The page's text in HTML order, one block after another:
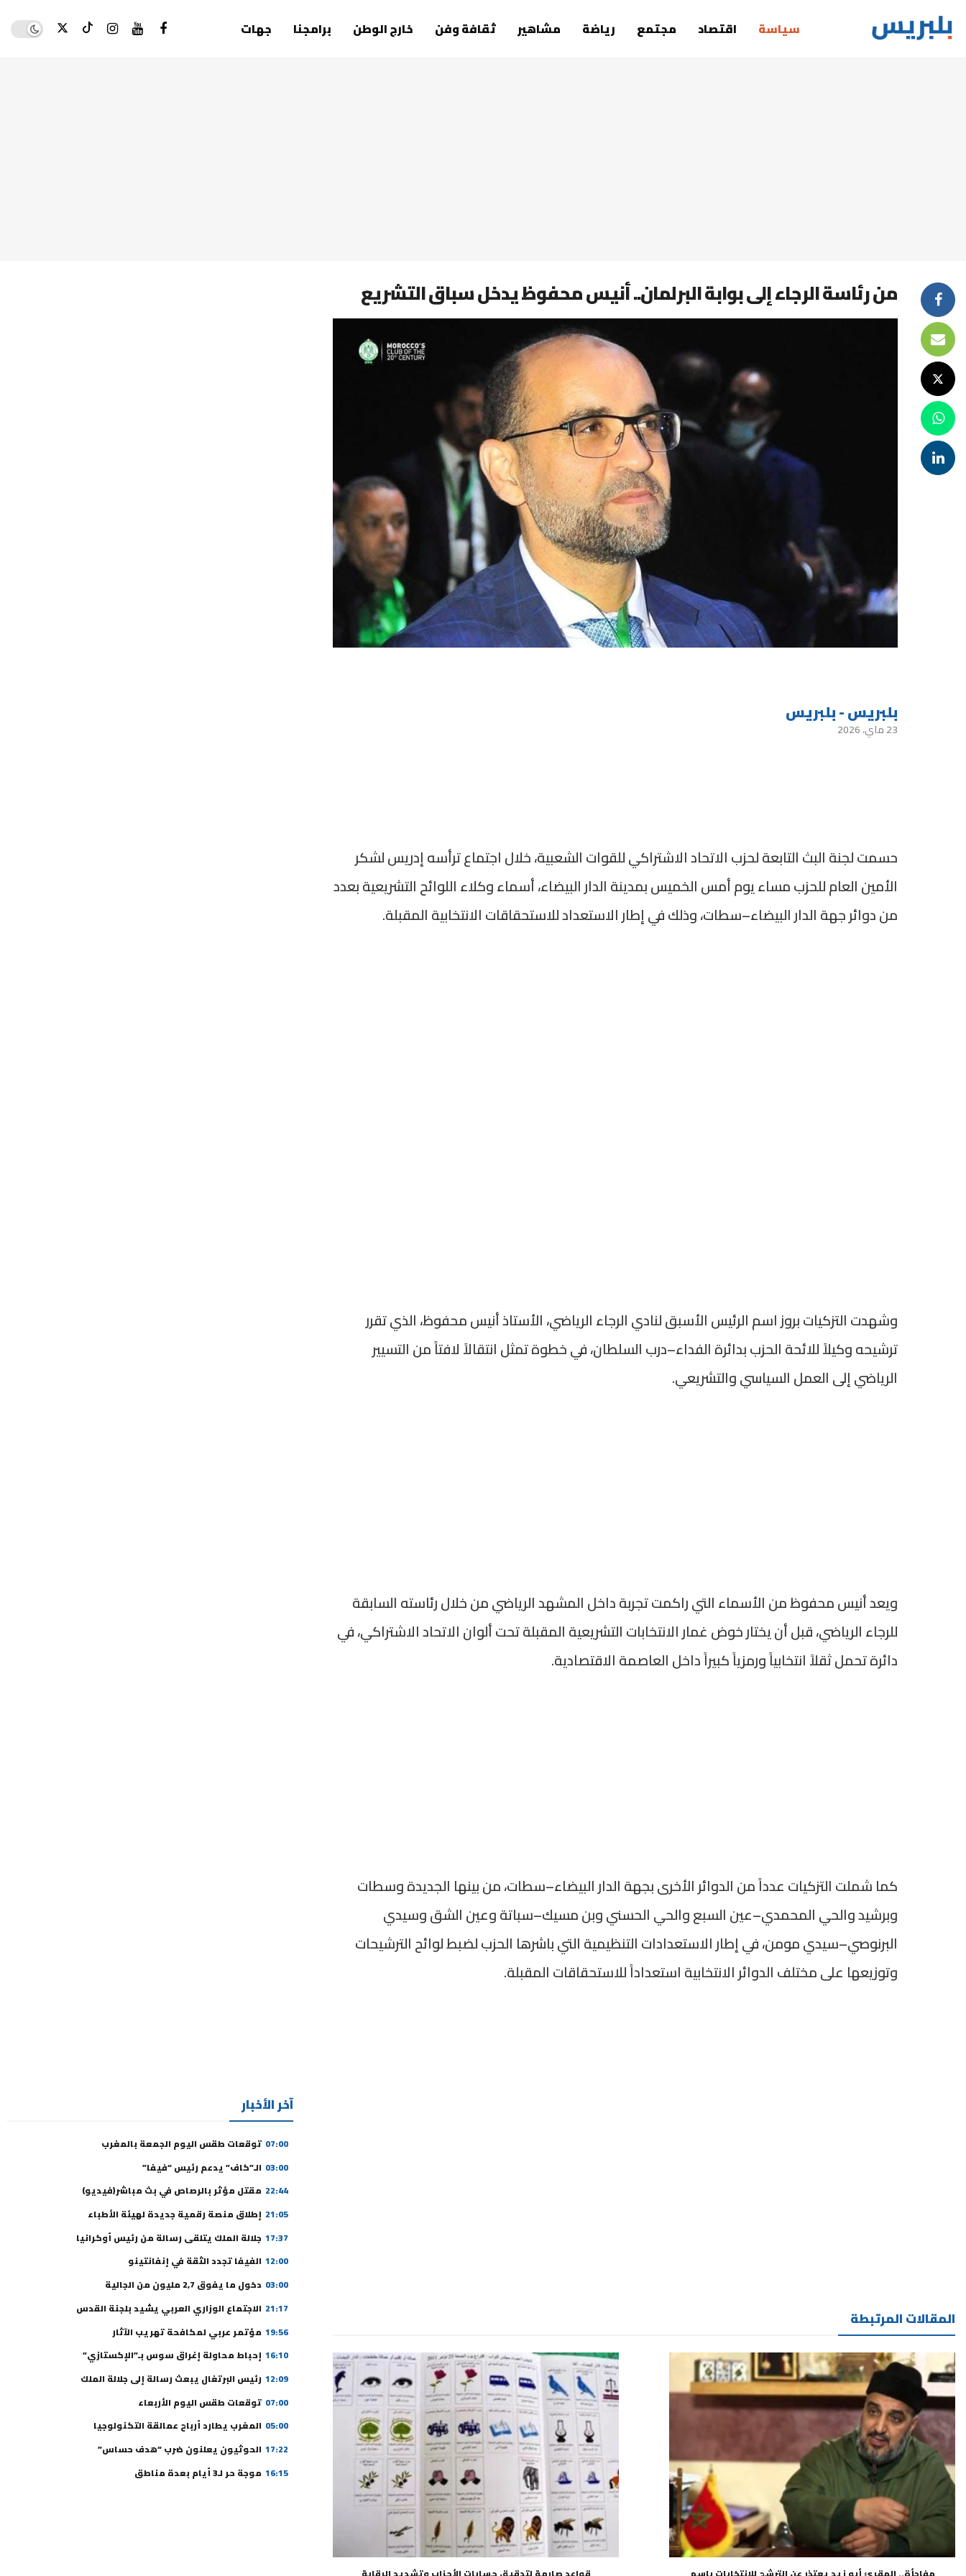
سياسة اقتصاد مجتمع رياضة مشاهير ثقافة وفن خارج الوطن برامجنا جهات mode
من رئاسة الرجاء إلى بوابة البرلمان.. أنيس محفوظ يدخل سباق التشريع
بلبريس - بلبريس
23 ماي، 2026
حسمت لجنة البث التابعة لحزب الاتحاد الاشتراكي للقوات الشعبية، خلال اجتماع ترأسه إدريس لشكر
الأمين العام للحزب مساء يوم أمس الخميس بمدينة الدار البيضاء، أسماء وكلاء اللوائح التشريعية بعدد
من دوائر جهة الدار البيضاء–سطات، وذلك في إطار الاستعداد للاستحقاقات الانتخابية المقبلة.
وشهدت التزكيات بروز اسم الرئيس الأسبق لنادي الرجاء الرياضي، الأستاذ أنيس محفوظ، الذي تقرر
ترشيحه وكيلاً للائحة الحزب بدائرة الفداء–درب السلطان، في خطوة تمثل انتقالاً لافتاً من التسيير
الرياضي إلى العمل السياسي والتشريعي.
ويعد أنيس محفوظ من الأسماء التي راكمت تجربة داخل المشهد الرياضي من خلال رئاسته السابقة
للرجاء الرياضي، قبل أن يختار خوض غمار الانتخابات التشريعية المقبلة تحت ألوان الاتحاد الاشتراكي، في
دائرة تحمل ثقلاً انتخابياً ورمزياً كبيراً داخل العاصمة الاقتصادية.
كما شملت التزكيات عدداً من الدوائر الأخرى بجهة الدار البيضاء–سطات، من بينها الجديدة وسطات
وبرشيد والحي المحمدي–عين السبع والحي الحسني وبن مسيك–سباتة وعين الشق وسيدي
البرنوصي–سيدي مومن، في إطار الاستعدادات التنظيمية التي باشرها الحزب لضبط لوائح الترشيحات
وتوزيعها على مختلف الدوائر الانتخابية استعداداً للاستحقاقات المقبلة.
المقالات المرتبطة
آخر الأخبار
07:00 توقعات طقس اليوم الجمعة بالمغرب
03:00 الـ”كاف” يدعم رئيس “فيفا”
22:44 مقتل مؤثر بالرصاص في بث مباشر(فيديو)
21:05 إطلاق منصة رقمية جديدة لهيئة الأطباء
17:37 جلالة الملك يتلقى رسالة من رئيس أوكرانيا
12:00 الفيفا تجدد الثقة في إنفانتينو
03:00 دخول ما يفوق 2,7 مليون من الجالية
21:17 الاجتماع الوزاري العربي يشيد بلجنة القدس
19:56 مؤتمر عربي لمكافحة تهريب الآثار
16:10 إحباط محاولة إغراق سوس بـ”الإكستازي”
12:09 رئيس البرتغال يبعث رسالة إلى جلالة الملك
07:00 توقعات طقس اليوم الأربعاء
05:00 المغرب يطارد أرباح عمالقة التكنولوجيا
17:22 الحوثيون يعلنون ضرب “هدف حساس”
16:15 موجة حر لـ3 أيام بعدة مناطق